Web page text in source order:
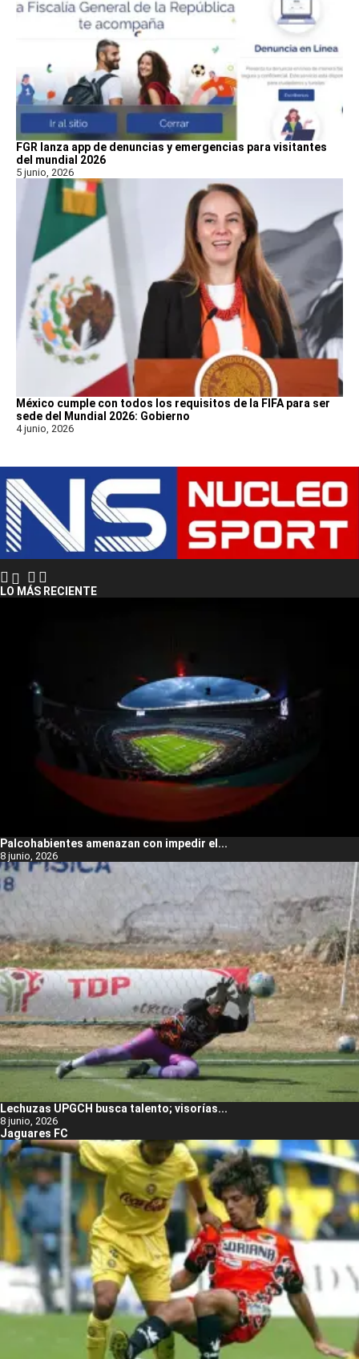
FGR lanza app de denuncias y emergencias para visitantes
del mundial 2026
5 junio, 2026
México cumple con todos los requisitos de la FIFA para ser
sede del Mundial 2026: Gobierno
4 junio, 2026
LO MÁS RECIENTE
Palcohabientes amenazan con impedir el...
8 junio, 2026
Lechuzas UPGCH busca talento; visorías...
8 junio, 2026
Jaguares FC